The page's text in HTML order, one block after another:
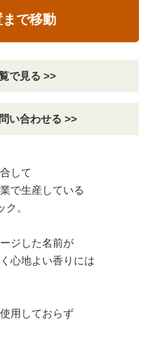
で移動
で見る >>
い合わせる >>
して
で生産している
。
ジした名前が
心地よい香りには
用しておらず